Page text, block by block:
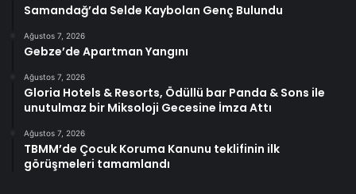
Samandağ’da Selde Kaybolan Genç Bulundu
Ağustos 7, 2026
Gebze’de Apartman Yangını
Ağustos 7, 2026
Gloria Hotels & Resorts, Ödüllü bar Panda & Sons ile
unutulmaz bir Miksoloji Gecesine İmza Attı
Ağustos 7, 2026
TBMM’de Çocuk Koruma Kanunu teklifinin ilk
görüşmeleri tamamlandı